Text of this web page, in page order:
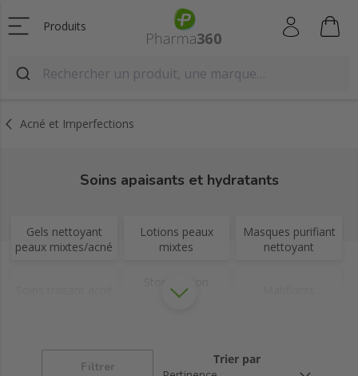
Produits
Acné et Imperfections
Soins apaisants et hydratants
Gels nettoyant
peaux mixtes/acné
Lotions peaux
mixtes
Masques purifiant
nettoyant
rouge
Filtrer
Trier par